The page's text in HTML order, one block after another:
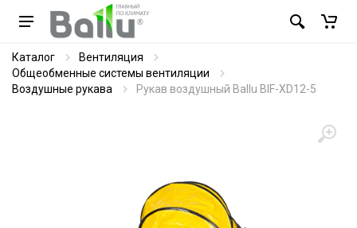
Каталог
Вентиляция
Общеобменные системы вентиляции
Воздушные рукава
Рукав воздушный Ballu BIF-XD12-5